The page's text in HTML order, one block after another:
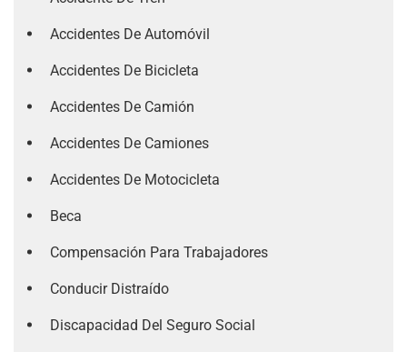
Accidentes De Automóvil
Accidentes De Bicicleta
Accidentes De Camión
Accidentes De Camiones
Accidentes De Motocicleta
Beca
Compensación Para Trabajadores
Conducir Distraído
Discapacidad Del Seguro Social